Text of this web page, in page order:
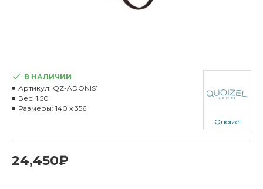
24,450₽
В НАЛИЧИИ
Артикул: QZ-ADONIS1
Вес: 1.50
Размеры: 140 x 356
Quoizel